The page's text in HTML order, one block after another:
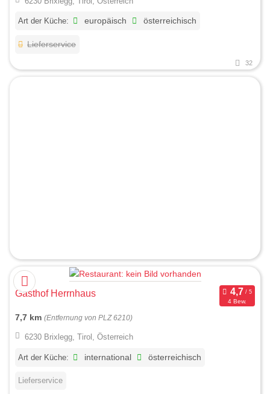
Art der Küche: europäisch österreichisch
Lieferservice
32
Gasthof Herrnhaus
4 Bew.
7,7 km (Entfernung von PLZ 6210)
6230 Brixlegg, Tirol, Österreich
Art der Küche: international österreichisch
Lieferservice